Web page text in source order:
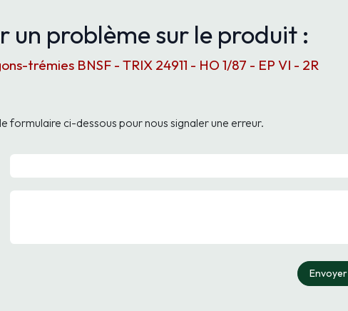
un problème sur le produit :
trémies BNSF - TRIX 24911 - HO 1/87 - EP VI - 2R
formulaire ci-dessous pour nous signaler une erreur.
Envoyer